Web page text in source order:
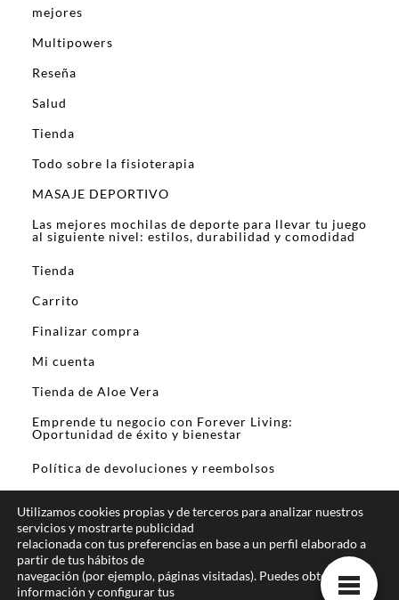
mejores
Multipowers
Reseña
Salud
Tienda
Todo sobre la fisioterapia
MASAJE DEPORTIVO
Las mejores mochilas de deporte para llevar tu juego
al siguiente nivel: estilos, durabilidad y comodidad
Tienda
Carrito
Finalizar compra
Mi cuenta
Tienda de Aloe Vera
Emprende tu negocio con Forever Living:
Oportunidad de éxito y bienestar
Política de devoluciones y reembolsos
En calidad de Afiliado de Amazon y otros
programas de afiliación, obtengo ingresos por las
Utilizamos cookies propias y de terceros para analizar nuestros
servicios y mostrarte publicidad
relacionada con tus preferencias en base a un perfil elaborado a
partir de tus hábitos de
navegación (por ejemplo, páginas visitadas). Puedes obtener más
información y configurar tus